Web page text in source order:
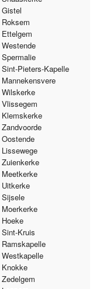
Pieters-Kapelle
Kruis